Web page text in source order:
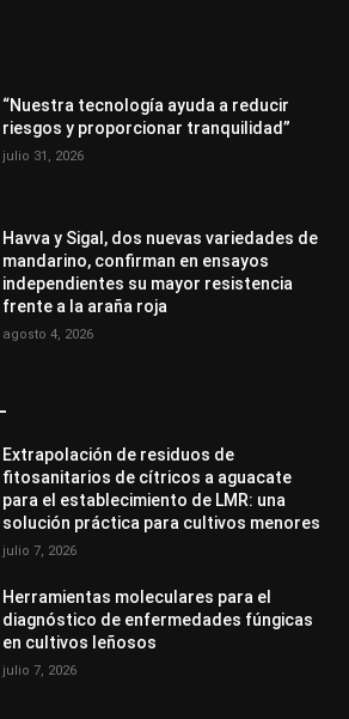
“Nuestra tecnología ayuda a reducir
riesgos y proporcionar tranquilidad”
julio 31, 2026
Havva y Sigal, dos nuevas variedades de
mandarino, confirman en ensayos
independientes su mayor resistencia
frente a la araña roja
agosto 4, 2026
Extrapolación de residuos de
fitosanitarios de cítricos a aguacate
para el establecimiento de LMR: una
solución práctica para cultivos menores
julio 7, 2026
Herramientas moleculares para el
diagnóstico de enfermedades fúngicas
en cultivos leñosos
julio 7, 2026